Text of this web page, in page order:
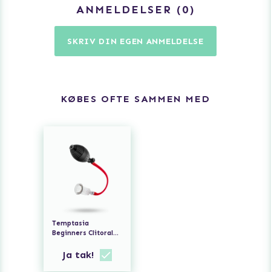
ANMELDELSER 0
SKRIV DIN EGEN ANMELDELSE
KØBES OFTE SAMMEN MED
Temptasia
Beginners Clitoral
Ja tak!